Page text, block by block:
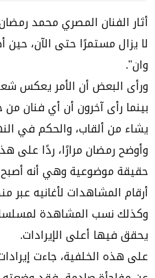
أثار الفنان المصري محمد
لا يزال مستمرًا حتى الآن،
وان".
ورأى البعض أن الأمر يعكس
بينما رأى آخرون أن أي فنان
يشاء من ألقاب، والحكم في
وأوضح رمضان مرارًا، ردًا على
حقيقة موضوعية وهي أنه
أرقام المشاهدات لأغانيه عبر
وكذلك نسب المشاهدة
يحقق فيها أعلى الإيرادات.
على هذه الخلفية، جاءت